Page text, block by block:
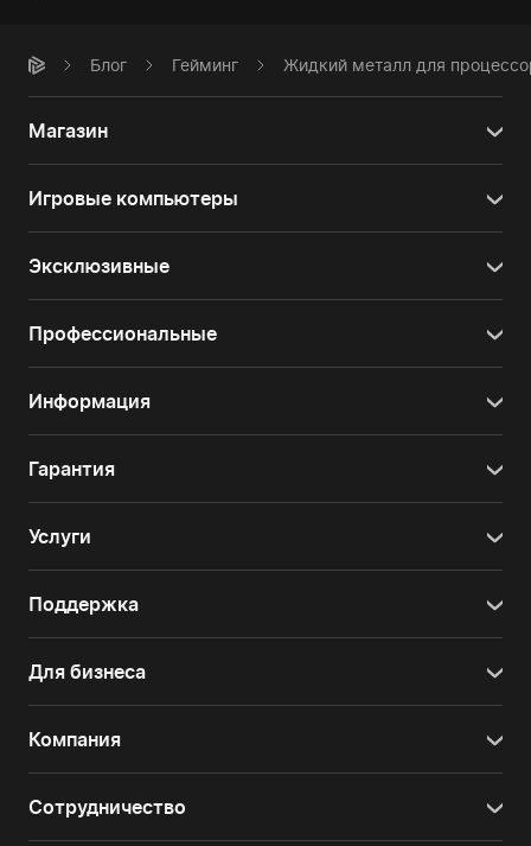
Блог Гейминг Жидкий металл для
Магазин
Игровые компьютеры
Эксклюзивные
Профессиональные
Информация
Гарантия
Услуги
Поддержка
Для бизнеса
Компания
Сотрудничество